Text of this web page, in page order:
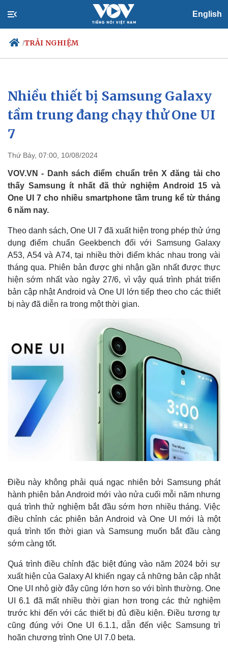
English
/TRẢI NGHIỆM
Chính trị
Đảng
Tổ chức nhân sự
Quốc hội
Xã hội
Dự báo thời tiết
Nhiều thiết bị Samsung Galaxy
tầm trung đang chạy thử One UI
7
Thứ Bảy, 07:00, 10/08/2024
VOV.VN - Danh sách điểm chuẩn trên X đăng tải cho
thấy Samsung ít nhất đã thử nghiệm Android 15 và
One UI 7 cho nhiều smartphone tầm trung kể từ tháng
6 năm nay.
Theo danh sách, One UI 7 đã xuất hiện trong phép thử ứng
dụng điểm chuẩn Geekbench đối với Samsung Galaxy
A53, A54 và A74, tại nhiều thời điểm khác nhau trong vài
tháng qua. Phiên bản được ghi nhận gần nhất được thực
hiện sớm nhất vào ngày 27/6, vì vậy quá trình phát triển
bản cập nhật Android và One UI lớn tiếp theo cho các thiết
bị này đã diễn ra trong một thời gian.
Điều này không phải quá ngạc nhiên bởi Samsung phát
hành phiên bản Android mới vào nửa cuối mỗi năm nhưng
quá trình thử nghiệm bắt đầu sớm hơn nhiều tháng. Việc
điều chỉnh các phiên bản Android và One UI mới là một
quá trình tốn thời gian và Samsung muốn bắt đầu càng
sớm càng tốt.
Quá trình điều chỉnh đặc biệt đúng vào năm 2024 bởi sự
xuất hiện của Galaxy AI khiến ngay cả những bản cập nhật
One UI nhỏ giờ đây cũng lớn hơn so với bình thường. One
UI 6.1 đã mất nhiều thời gian hơn trong các thử nghiệm
trước khi đến với các thiết bị đủ điều kiện. Điều tương tự
cũng đúng với One UI 6.1.1, dẫn đến việc Samsung trì
hoãn chương trình One UI 7.0 beta.